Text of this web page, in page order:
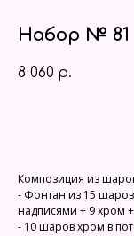
Набор № 81
8 060 р.
Композиция из
- Фонтан из 15
надписями + 9 хром +
- 10 шаров хром в